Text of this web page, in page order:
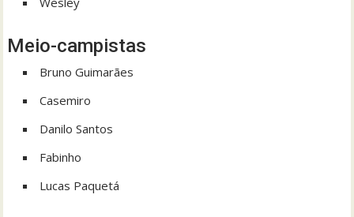
Meio-campistas
Bruno Guimarães
Casemiro
Danilo Santos
Fabinho
Lucas Paquetá